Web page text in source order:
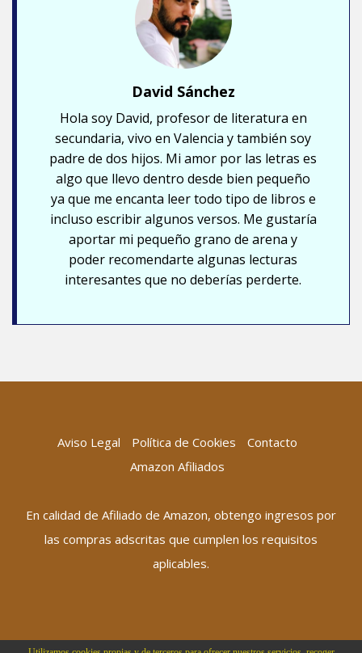
David Sánchez
Hola soy David, profesor de literatura en
secundaria, vivo en Valencia y también soy
padre de dos hijos. Mi amor por las letras es
algo que llevo dentro desde bien pequeño
ya que me encanta leer todo tipo de libros e
incluso escribir algunos versos. Me gustaría
aportar mi pequeño grano de arena y
poder recomendarte algunas lecturas
interesantes que no deberías perderte.
Aviso Legal Política de Cookies
Contacto
Amazon Afiliados
En calidad de Afiliado de Amazon, obtengo ingresos por
las compras adscritas que cumplen los requisitos
aplicables.